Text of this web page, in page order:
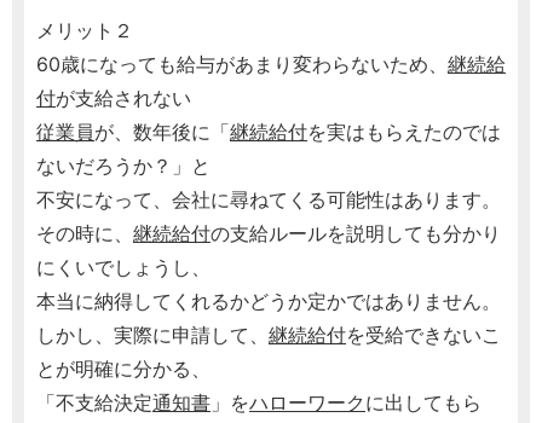
メリット２
60歳になっても給与があまり変わらないため、 継続給
付が支給されない
従業員が、数年後に「継続給付を実はもらえたのでは
ないだろうか？」と
不安になって、会社に尋ねてくる可能性はあります。
その時に、 継続給付の支給ルールを説明しても分かり
にくいでしょうし、
本当に納得してくれるかどうか定かではありません。
しかし、実際に申請して、 継続給付を受給できないこ
とが明確に分かる、
「不支給決定通知書 」をハローワーク に出してもら